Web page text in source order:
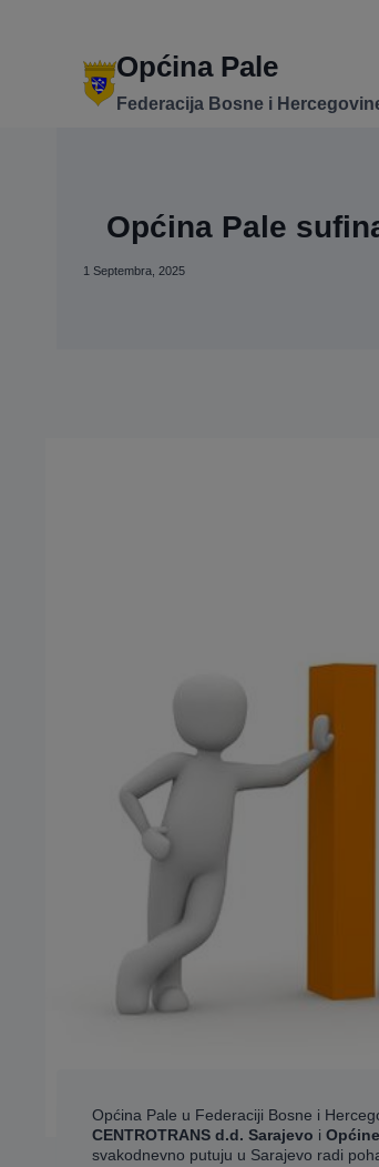
Općina Pale
Federacija Bosne i
Općina Pale
1 Septembra, 2025
Općina Pale u Federaciji Bosne i
CENTROTRANS d.d. Sarajevo i Općine
svakodnevno putuju u Sarajevo radi